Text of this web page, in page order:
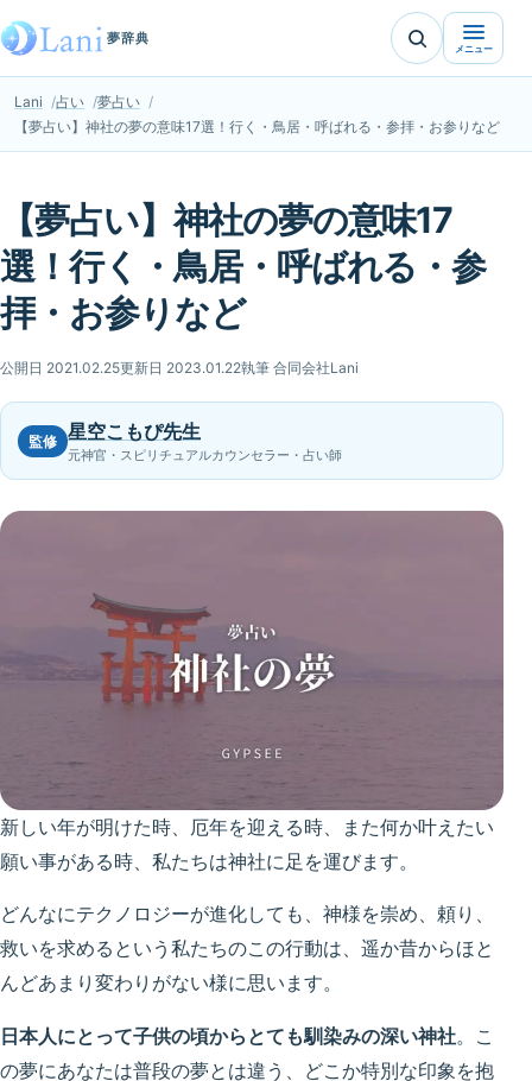
夢辞典
メニュー
Lani 占い
夢占い
【夢占い】神社の夢の意味17選！行く・鳥居・呼ばれる・参拝・お参りなど
【夢占い】神社の夢の意味17
選！行く・鳥居・呼ばれる・参
拝・お参りなど
公開日 2021.02.25更新日 2023.01.22執筆 合同会社Lani
監修 星空こもぴ先生
元神官・スピリチュアルカウンセラー・占い師
新しい年が明けた時、厄年を迎える時、また何か叶えたい
願い事がある時、私たちは神社に足を運びます。
どんなにテクノロジーが進化しても、神様を崇め、頼り、
救いを求めるという私たちのこの行動は、遥か昔からほと
んどあまり変わりがない様に思います。
日本人にとって子供の頃からとても馴染みの深い神社。こ
の夢にあなたは普段の夢とは違う、どこか特別な印象を抱